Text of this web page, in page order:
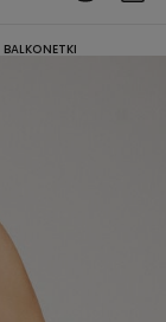
BALKONETKI